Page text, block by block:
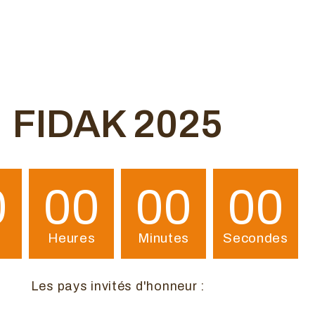
FIDAK 2025
00
Heures
00
Minutes
00
Secondes
Les pays invités d'honneur :